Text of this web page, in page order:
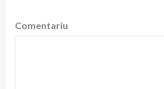
Comentariu